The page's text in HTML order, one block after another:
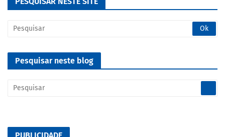
Pesquisar neste blog